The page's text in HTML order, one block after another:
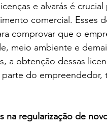
e alvarás é
comercial. Esses
comprovar que o
meio ambiente e
a obtenção dessas
do empreendedor,
na regularização de